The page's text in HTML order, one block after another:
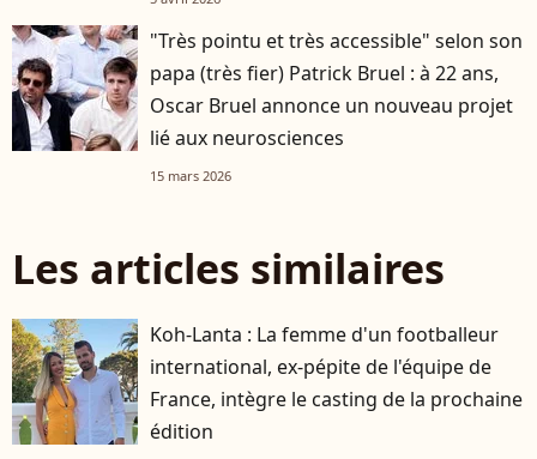
"Très pointu et très accessible" selon son
papa (très fier) Patrick Bruel : à 22 ans,
Oscar Bruel annonce un nouveau projet
lié aux neurosciences
15 mars 2026
Les articles similaires
Koh-Lanta : La femme d'un footballeur
international, ex-pépite de l'équipe de
France, intègre le casting de la prochaine
édition